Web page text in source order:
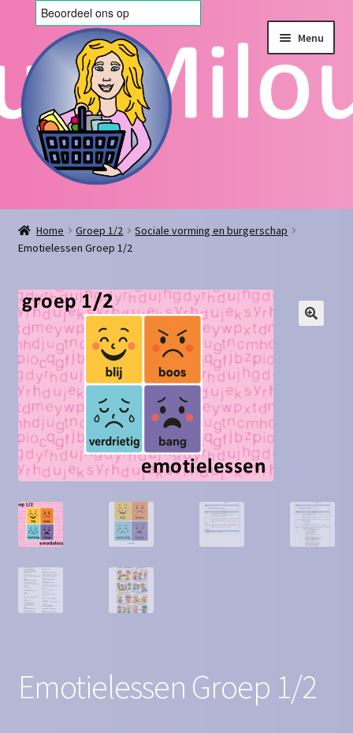
door
naar
navigatie
de
inhoud
Menu
Home
Afrekenen
Algemene voorwaarden
Blog
Contact
Homepagina
Mijn account
Privacy Policy
Winkelmand
Winkel
Home Groep 1/2
Sociale vorming en burgerschap
Emotielessen Groep 1/2
Emotielessen Groep 1/2